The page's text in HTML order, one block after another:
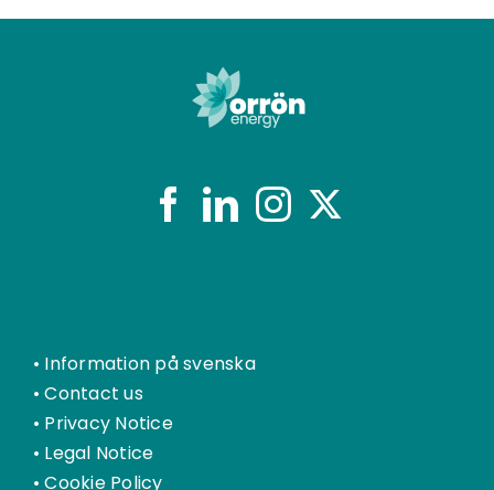
• Information på svenska
•Contact us
• Privacy Notice
• Legal Notice
•Cookie Policy